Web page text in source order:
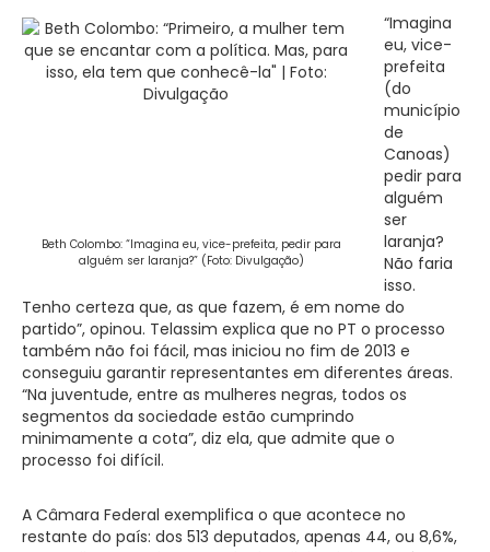
Beth Colombo: “Imagina eu, vice-prefeita, pedir para
alguém ser laranja?” (Foto: Divulgação)
“Imagina
eu, vice-
prefeita
(do
município
de
Canoas)
pedir para
alguém
ser
laranja?
Não faria
isso.
Tenho certeza que, as que fazem, é em nome do
partido”, opinou. Telassim explica que no PT o processo
também não foi fácil, mas iniciou no fim de 2013 e
conseguiu garantir representantes em diferentes áreas.
“Na juventude, entre as mulheres negras, todos os
segmentos da sociedade estão cumprindo
minimamente a cota”, diz ela, que admite que o
processo foi difícil.
A Câmara Federal exemplifica o que acontece no
restante do país: dos 513 deputados, apenas 44, ou 8,6%,